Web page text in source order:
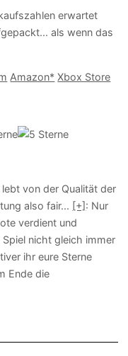
erwartet
als wenn das
Amazon* Xbox Store
von der Qualität der
also fair... [+] : Nur
verdient und
nicht gleich immer
ihr eure Sterne
Ende die